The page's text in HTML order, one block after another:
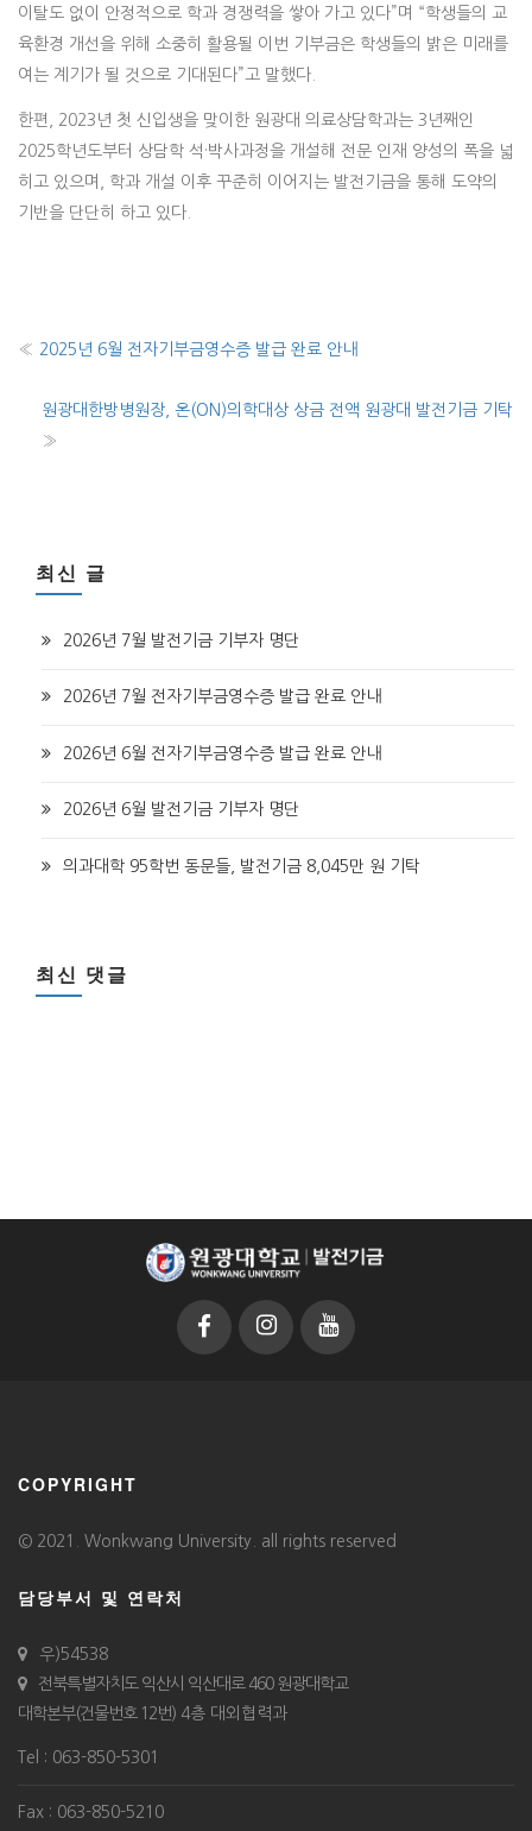
이탈도 없이 안정적으로 학과 경쟁력을 쌓아 가고 있다”며 “학생들의 교
육환경 개선을 위해 소중히 활용될 이번 기부금은 학생들의 밝은 미래를
여는 계기가 될 것으로 기대된다”고 말했다.
한편, 2023년 첫 신입생을 맞이한 원광대 의료상담학과는 3년째인
2025학년도부터 상담학 석·박사과정을 개설해 전문 인재 양성의 폭을 넓
히고 있으며, 학과 개설 이후 꾸준히 이어지는 발전기금을 통해 도약의
기반을 단단히 하고 있다.
« 2025년 6월 전자기부금영수증 발급 완료 안내
원광대한방병원장, 온(ON)의학대상 상금 전액 원광대 발전기금 기탁
»
최신 글
2026년 7월 발전기금 기부자 명단
2026년 7월 전자기부금영수증 발급 완료 안내
2026년 6월 전자기부금영수증 발급 완료 안내
2026년 6월 발전기금 기부자 명단
의과대학 95학번 동문들, 발전기금 8,045만 원 기탁
최신 댓글
COPYRIGHT
© 2021. Wonkwang University. all rights reserved
담당부서 및 연락처
우)54538
전북특별자치도 익산시 익산대로 460 원광대학교
대학본부(건물번호 12번) 4층 대외협력과
Tel : 063-850-5301
Fax : 063-850-5210